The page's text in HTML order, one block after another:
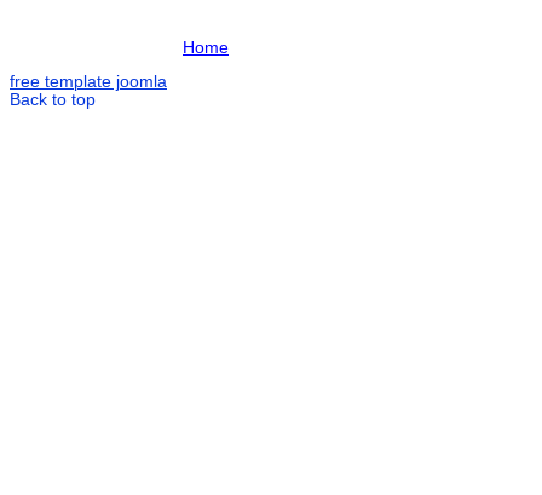
Home
free template joomla
Back to top